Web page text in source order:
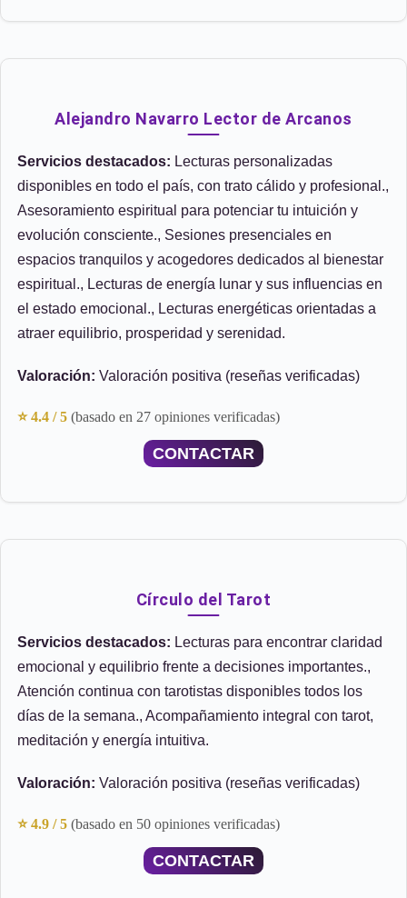
Alejandro Navarro Lector de Arcanos
Servicios destacados: Lecturas personalizadas
disponibles en todo el país, con trato cálido y profesional.,
Asesoramiento espiritual para potenciar tu intuición y
evolución consciente., Sesiones presenciales en
espacios tranquilos y acogedores dedicados al bienestar
espiritual., Lecturas de energía lunar y sus influencias en
el estado emocional., Lecturas energéticas orientadas a
atraer equilibrio, prosperidad y serenidad.
Valoración: Valoración positiva (reseñas verificadas)
⭐ 4.4 / 5 (basado en 27 opiniones verificadas)
CONTACTAR
Círculo del Tarot
Servicios destacados: Lecturas para encontrar claridad
emocional y equilibrio frente a decisiones importantes.,
Atención continua con tarotistas disponibles todos los
días de la semana., Acompañamiento integral con tarot,
meditación y energía intuitiva.
Valoración: Valoración positiva (reseñas verificadas)
⭐ 4.9 / 5 (basado en 50 opiniones verificadas)
CONTACTAR